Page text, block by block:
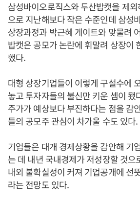
삼성바이오로직스와 두산밥캣을 제
으로 지난해보다 작은 수준인데 삼성
상장과정과 박근혜 게이트와 맞물려
밥캣은 공모가 논란에 휘말려 상장이
했다.
대형 상장기업들이 이렇게 구설수에
놓고 투자자들의 불신만 키운 셈이 됐
주가가 예상보다 부진하다는 점을 감
들의 공모주 관심이 차가울 수도 있다.
기업들은 대개 경제상황을 감안해 기
는 데 내년 국내경제가 저성장할 것으
내외 불확실성이 커져 기업공개에 선
라는 전망도 있다.